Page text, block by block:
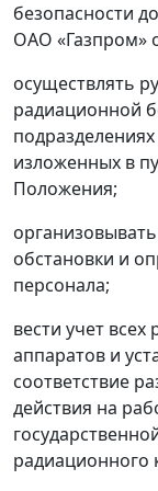
безопасности
ОАО «Газпром»
осуществлять
радиационной
изложенных в
Положения;
обстановки и
персонала;
вести учет
аппаратов и
соответствие
действия на
радиационного